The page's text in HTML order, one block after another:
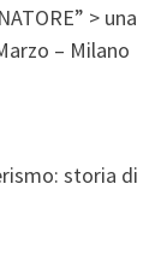
> una
– Milano
storia di